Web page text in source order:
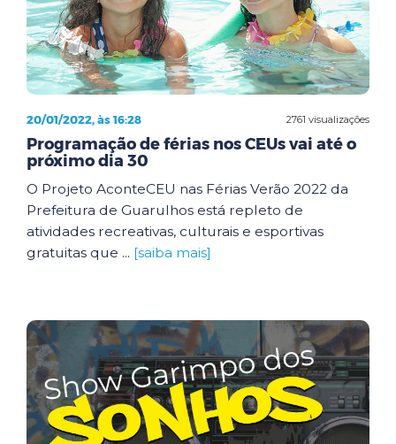
2761 visualizações
20/01/2022, às 16:28
Programação de férias nos CEUs vai até o
próximo dia 30
O Projeto AconteCEU nas Férias Verão 2022 da
Prefeitura de Guarulhos está repleto de
atividades recreativas, culturais e esportivas
gratuitas que ... [saiba mais]